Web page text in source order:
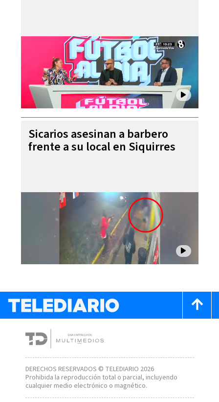
Sicarios asesinan a barbero
frente a su local en Siquirres
DERECHOS RESERVADOS © TELEDIARIO 2026
Prohibida la reproducción total o parcial, incluyendo
cualquier medio electrónico o magnético.